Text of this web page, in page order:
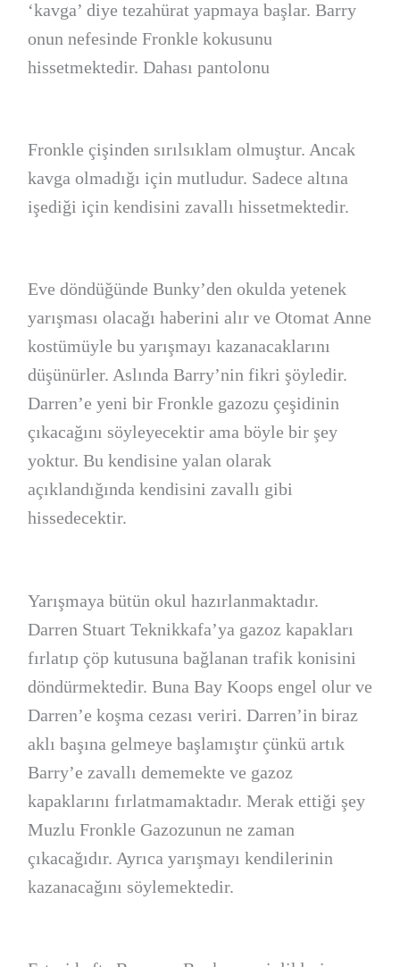
‘kavga’ diye tezahürat yapmaya başlar. Barry
onun nefesinde Fronkle kokusunu
hissetmektedir. Dahası pantolonu
Fronkle çişinden sırılsıklam olmuştur. Ancak
kavga olmadığı için mutludur. Sadece altına
işediği için kendisini zavallı hissetmektedir.
Eve döndüğünde Bunky’den okulda yetenek
yarışması olacağı haberini alır ve Otomat Anne
kostümüyle bu yarışmayı kazanacaklarını
düşünürler. Aslında Barry’nin fikri şöyledir.
Darren’e yeni bir Fronkle gazozu çeşidinin
çıkacağını söyleyecektir ama böyle bir şey
yoktur. Bu kendisine yalan olarak
açıklandığında kendisini zavallı gibi
hissedecektir.
Yarışmaya bütün okul hazırlanmaktadır.
Darren Stuart Teknikkafa’ya gazoz kapakları
fırlatıp çöp kutusuna bağlanan trafik konisini
döndürmektedir. Buna Bay Koops engel olur ve
Darren’e koşma cezası veriri. Darren’in biraz
aklı başına gelmeye başlamıştır çünkü artık
Barry’e zavallı dememekte ve gazoz
kapaklarını fırlatmamaktadır. Merak ettiği şey
Muzlu Fronkle Gazozunun ne zaman
çıkacağıdır. Ayrıca yarışmayı kendilerinin
kazanacağını söylemektedir.